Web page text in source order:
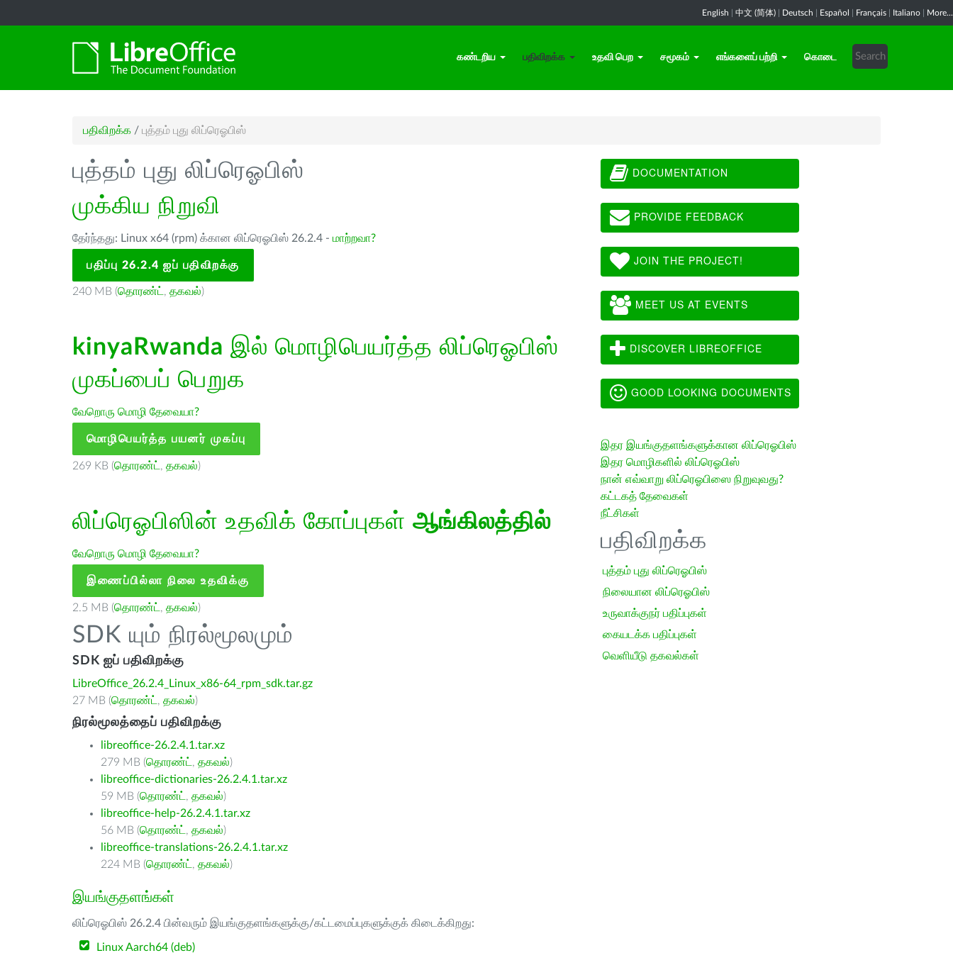
English 中文 (简体) Deutsch Español Français Italiano More...
கண்டறிய பதிவிறக்க உதவி பெற சமூகம் எங்களைப் பற்றி கொடை
பதிவிறக்க / புத்தம் புது லிப்ரெஓபிஸ்
புத்தம் புது லிப்ரெஓபிஸ்
முக்கிய நிறுவி
தேர்ந்தது: Linux x64 (rpm) க்கான லிப்ரெஓபிஸ் 26.2.4 - மாற்றவா?
பதிப்பு 26.2.4 ஐப் பதிவிறக்கு
240 MB (தொரண்ட் , தகவல்)
kinyaRwanda இல் மொழிபெயர்த்த லிப்ரெஓபிஸ்
முகப்பைப் பெறுக
வேறொரு மொழி தேவையா?
மொழிபெயர்த்த பயனர் முகப்பு
269 KB (தொரண்ட் , தகவல்)
லிப்ரெஓபிஸின் உதவிக் கோப்புகள் ஆங்கிலத்தில்
வேறொரு மொழி தேவையா?
இணைப்பில்லா நிலை உதவிக்கு
2.5 MB (தொரண்ட் , தகவல்)
SDK யும் நிரல்மூலமும்
SDK ஐப் பதிவிறக்கு
LibreOffice_26.2.4_Linux_x86-64_rpm_sdk.tar.gz
27 MB (தொரண்ட் , தகவல்)
நிரல்மூலத்தைப் பதிவிறக்கு
libreoffice-26.2.4.1.tar.xz
279 MB (தொரண்ட் , தகவல்)
libreoffice-dictionaries-26.2.4.1.tar.xz
59 MB (தொரண்ட் , தகவல்)
libreoffice-help-26.2.4.1.tar.xz
56 MB (தொரண்ட் , தகவல்)
libreoffice-translations-26.2.4.1.tar.xz
224 MB (தொரண்ட் , தகவல்)
இயங்குதளங்கள்
லிப்ரெஓபிஸ் 26.2.4 பின்வரும் இயங்குதளங்களுக்கு/கட்டமைப்புகளுக்குக் கிடைக்கிறது:
Linux Aarch64 (deb)
DOCUMENTATION
PROVIDE FEEDBACK
JOIN THE PROJECT!
MEET US AT EVENTS
DISCOVER LIBREOFFICE
GOOD LOOKING DOCUMENTS
இதர இயங்குதளங்களுக்கான லிப்ரெஓபிஸ்
இதர மொழிகளில் லிப்ரெஓபிஸ்
நான் எவ்வாறு லிப்ரெஓபிஸை நிறுவுவது?
கட்டகத் தேவைகள்
நீட்சிகள்
பதிவிறக்க
புத்தம் புது லிப்ரெஓபிஸ்
நிலையான லிப்ரெஓபிஸ்
உருவாக்குநர் பதிப்புகள்
கையடக்க பதிப்புகள்
வெளியீடு தகவல்கள்